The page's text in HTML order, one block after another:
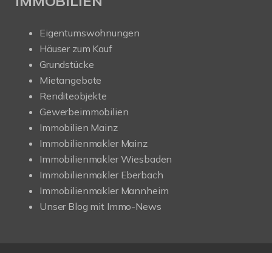
Eigentumswohnungen
Häuser zum Kauf
Grundstücke
Mietangebote
Renditeobjekte
Gewerbeimmobilien
Immobilien Mainz
Immobilienmakler Mainz
Immobilienmakler Wiesbaden
Immobilienmakler Eberbach
Immobilienmakler Mannheim
Unser Blog mit Immo-News